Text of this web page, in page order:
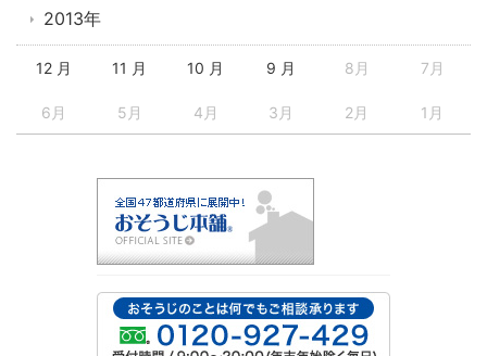
2013年
12 月 11 月 10 月 9 月 8月 7月
6月 5月 4月 3月 2月 1月